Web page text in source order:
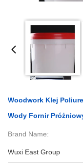
Woodwork Klej
Wody Fornir
Brand Name:
Wuxi East Group